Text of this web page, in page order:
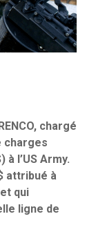
chargé
charges
l’US Army.
attribué à
qui
ligne de